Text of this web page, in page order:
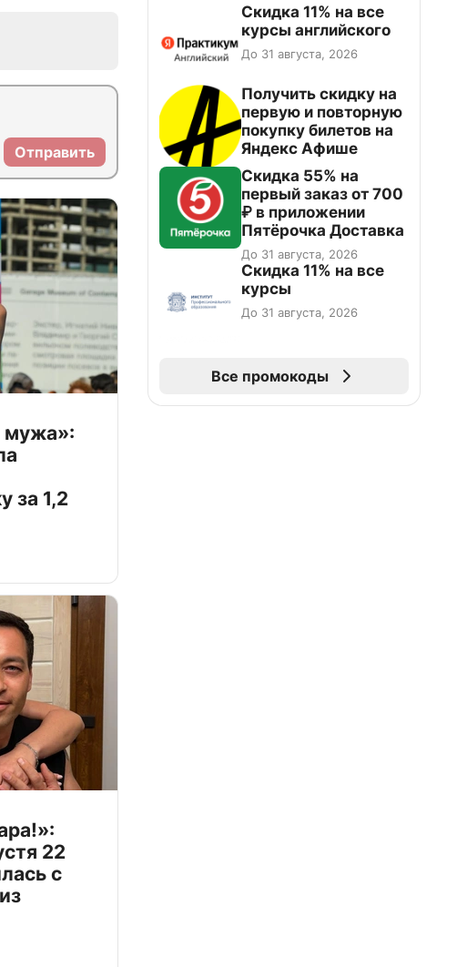
Отправить
мужа»:
за 1,2
22
с
Скидка 11% на все
курсы английского
До 31 августа, 2026
Получить скидку на
первую и повторную
покупку билетов на
Яндекс Афише
Скидка 55% на
первый заказ от 700
₽ в приложении
Пятёрочка Доставка
До 31 августа, 2026
Скидка 11% на все
курсы
До 31 августа, 2026
Все промокоды